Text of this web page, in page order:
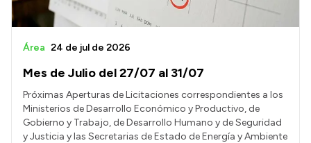
Mes de Julio del 27/07 al 31/07
Área 24 de jul de 2026
Próximas Aperturas de Licitaciones correspondientes a los
Ministerios de Desarrollo Económico y Productivo, de
Gobierno y Trabajo, de Desarrollo Humano y de Seguridad
y Justicia y las Secretarias de Estado de Energía y Ambiente